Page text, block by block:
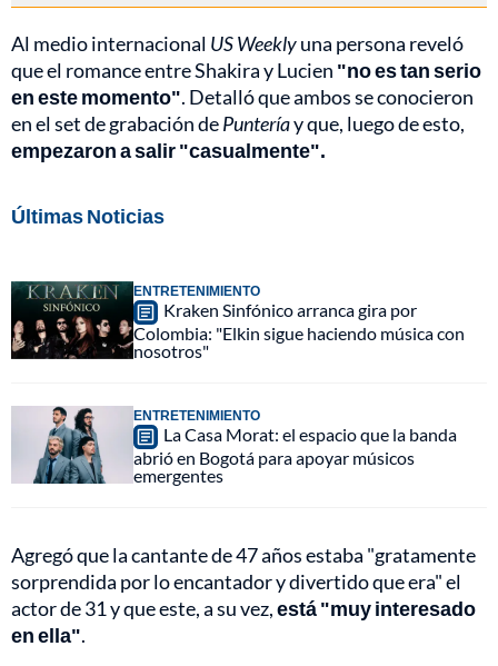
Al medio internacional US Weeklyuna persona reveló
que el romance entre Shakira y Lucien "no es tan serio
en este momento". Detalló que ambos se conocieron
en el set de grabación dePunteríay que, luego de esto,
empezaron a salir "casualmente".
Últimas Noticias
ENTRETENIMIENTO
Kraken Sinfónico arranca gira por
Colombia: "Elkin sigue haciendo música con
nosotros"
ENTRETENIMIENTO
La Casa Morat: el espacio que la banda
abrió en Bogotá para apoyar músicos
emergentes
Agregó que la cantante de 47 años estaba "gratamente
sorprendida por lo encantador y divertido que era" el
actor de 31 y que este, a su vez,está "muy interesado
en ella".